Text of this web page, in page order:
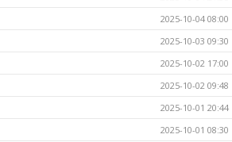
2025-10-04 08:00
2025-10-03 09:30
2025-10-02 17:00
2025-10-02 09:48
2025-10-01 20:44
2025-10-01 08:30